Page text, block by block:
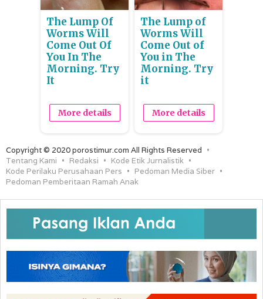
The Lump Of
Worms Will
Come Out Of
You In The
Morning. Try
It
More details
The Lump of
Worms Will
Come Out of
You in The
Morning. Try
it
More details
Copyright © 2020 porostimur.com All Rights Reserved
Tentang Kami
Redaksi
Kode Etik Jurnalistik
Kode Perilaku Perusahaan Pers
Pedoman Media Siber
Pedoman Pemberitaan Ramah Anak